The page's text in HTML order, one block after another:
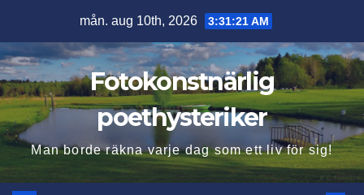
innehåll
mån. aug 10th, 2026 3:31:22 AM
Fotokonstnärlig
poethysteriker
Man borde räkna varje dag som ett liv för sig!